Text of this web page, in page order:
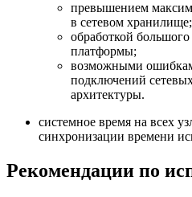
превышением
в сетевом хранилище;
обработкой большого
платформы;
возможными
подключений
архитектуры.
системное время на всех
синхронизации времени
Рекомендации по